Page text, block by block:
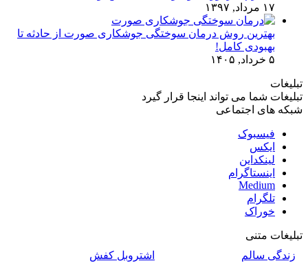
۱۷ مرداد, ۱۳۹۷
بهترین روش درمان سوختگی جوشکاری صورت از حادثه تا
بهبودی کامل!
۵ خرداد, ۱۴۰۵
تبلیغات
تبلیغات شما می تواند اینجا قرار گیرد
شبکه های اجتماعی
فیسبوک
ایکس
لینکداین
اینستاگرام
Medium
تلگرام
خوراک
تبلیغات متنی
زندگی سالم
اشتروبل کفش